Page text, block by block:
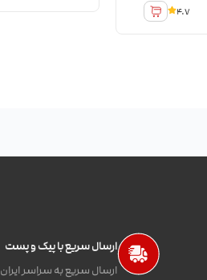
4.7
ارسال سریع با پیک و پست
ارسال سریع به سراسر ایران